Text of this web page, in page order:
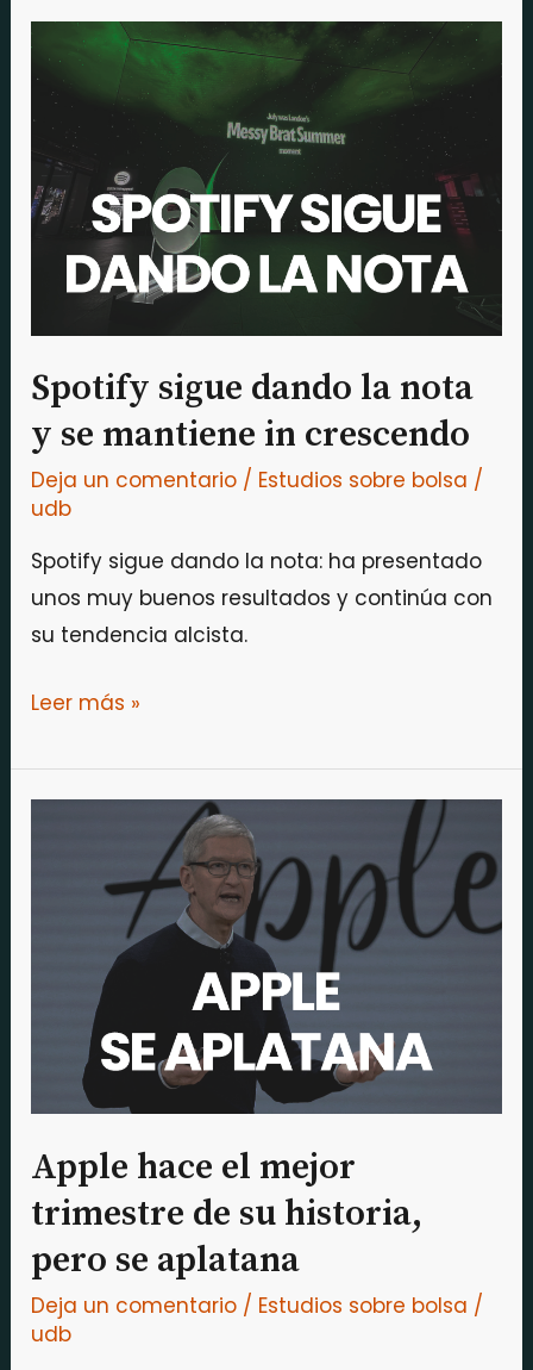
Spotify sigue dando la nota
y se mantiene in crescendo
Deja un comentario / Estudios sobre bolsa /
udb
Spotify sigue dando la nota: ha presentado
unos muy buenos resultados y continúa con
su tendencia alcista.
Spotify
sigue
dando
nota
y
mantiene
in
crescendo
Leer más »
Apple hace el mejor
trimestre de su historia,
pero se aplatana
Deja un comentario / Estudios sobre bolsa /
udb
trimestre
historia,
pero
se
aplatana